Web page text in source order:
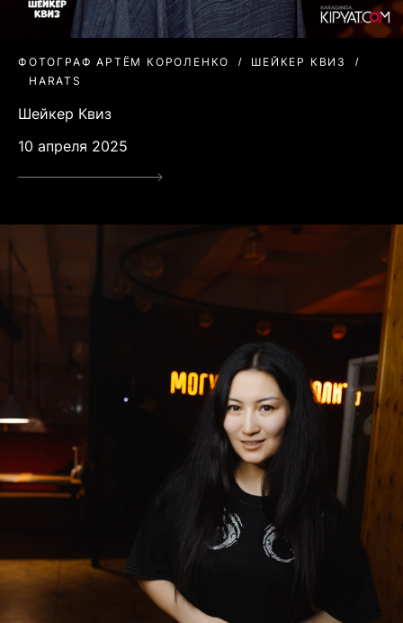
ФОТОГРАФ АРТЁМ КОРОЛЕНКО
ШЕЙКЕР КВИЗ
HARATS
Шейкер Квиз
10 апреля 2025